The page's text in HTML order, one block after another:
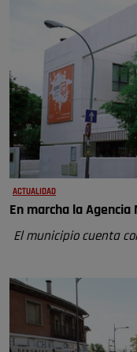
ACTUALIDAD
En marcha la Agencia
El municipio cuenta